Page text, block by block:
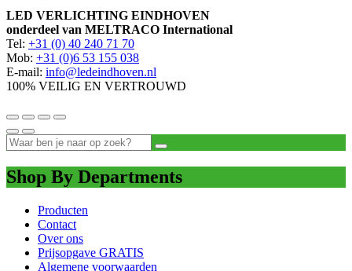
LED VERLICHTING EINDHOVEN
onderdeel van MELTRACO International
Tel: +31 (0) 40 240 71 70
Mob: +31 (0)6 53 155 038
E-mail: info@ledeindhoven.nl
100% VEILIG EN VERTROUWD
Shop By Departments
Producten
Contact
Over ons
Prijsopgave GRATIS
Algemene voorwaarden